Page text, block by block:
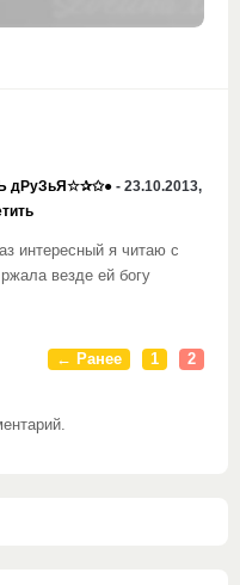
дРуЗьЯ☆✰✩● - 23.10.2013,
интересный я читаю с
везде ей богу
← Ранее 1 2